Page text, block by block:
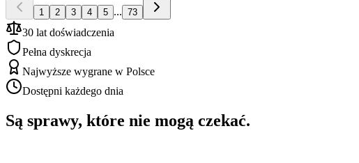
1 2 3 4 5 ... 73
30 lat doświadczenia
Pełna dyskrecja
Najwyższe wygrane w Polsce
Dostępni każdego dnia
Są sprawy, które nie mogą czekać.